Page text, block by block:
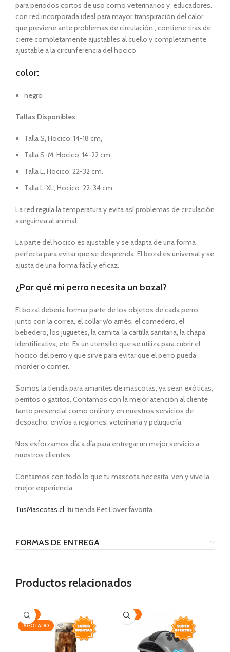
para periodos cortos de uso como veterinarios y educadores.
con red incorporada ideal para mayor transpiración del calor
que previene ante problemas de circulación , contiene tiras de
cierre completamente ajustables al cuello y completamente
ajustable a la circunferencia del hocico
color:
negro
Tallas Disponibles:
Talla S, Hocico: 14-18 cm,
Talla S-M, Hocico: 14-22 cm
Talla L, Hocico: 22-32 cm.
Talla L-XL, Hocico: 22-34 cm
La red regula la temperatura y evita así problemas de circulación
sanguínea al animal.
La parte del hocico es ajustable y se adapta de una forma
perfecta para evitar que se desprenda. El bozal es universal y se
ajusta de una forma fácil y eficaz.
¿Por qué mi perro necesita un bozal?
El bozal debería formar parte de los objetos de cada perro,
junto con la correa, el collar y/o arnés, el comedero, el
bebedero, los juguetes, la camita, la cartilla sanitaria, la chapa
identificativa, etc. Es un utensilio que se utiliza para cubrir el
hocico del perro y que sirve para evitar que el perro pueda
morder o comer.
Somos la tienda para amantes de mascotas, ya sean exóticas,
perritos o gatitos. Contamos con la mejor atención al cliente
tanto presencial como online y en nuestros servicios de
despacho, envíos a regiones, veterinaria y peluquería.
Nos esforzamos día a día para entregar un mejor servicio a
nuestros clientes.
Contamos con todo lo que tu mascota necesita, ven y vive la
mejor experiencia.
TusMascotas.cl, tu tienda Pet Lover favorita.
FORMAS DE ENTREGA
Productos relacionados
-25%
AGOTADO
-30%